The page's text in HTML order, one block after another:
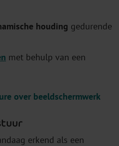
houding gedurende
met behulp van een
over beeldschermwerk
erkend als een